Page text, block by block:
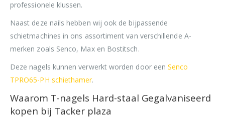
professionele klussen.
Naast deze nails hebben wij ook de bijpassende
schietmachines in ons assortiment van verschillende A-
merken zoals Senco, Max en Bostitsch.
Deze nagels kunnen verwerkt worden door eenSenco
TPRO65-PH schiethamer.
Waarom T-nagels Hard-staal Gegalvaniseerd
kopen bij Tacker plaza